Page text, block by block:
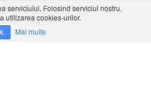
serviciului. Folosind serviciul nostru,
utilizarea cookies-urilor.
Mai multe